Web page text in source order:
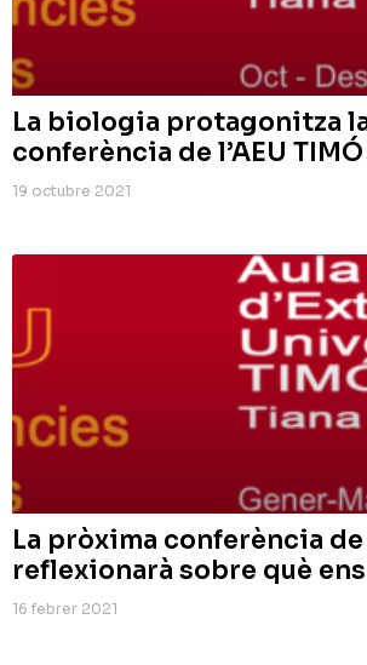
La biologia protagonitza
conferència de l’AEU TIMÓ
19 octubre 2021
La pròxima conferència de
reflexionarà sobre què
16 febrer 2021